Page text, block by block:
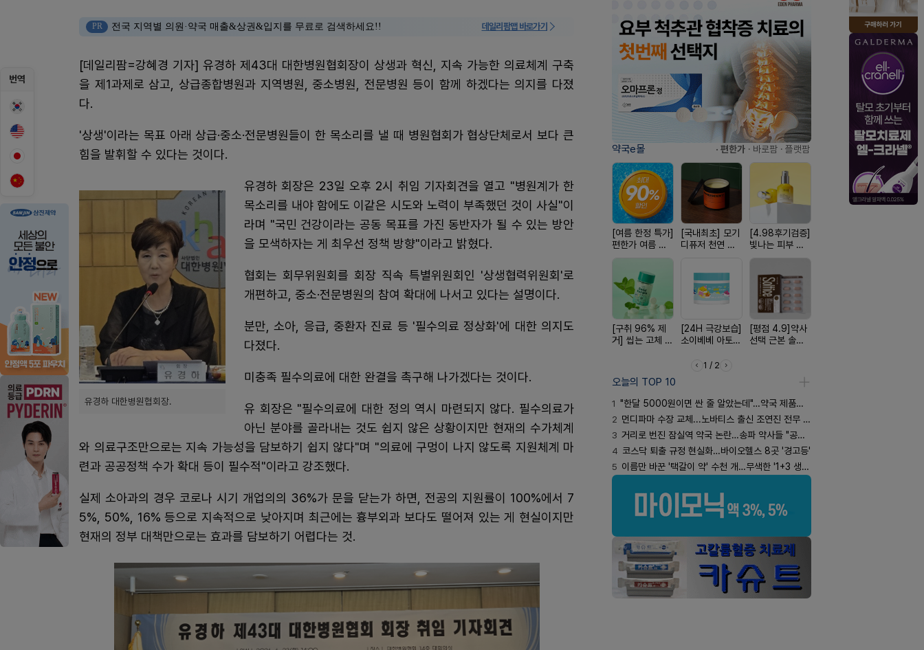
번역
PR 전국 지역별 의원·약국 매출&상권&입지를 무료로 검색하세요!! 데일리팜맵 바로가기
[데일리팜=강혜경 기자] 유경하 제43대 대한병원협회장이 상생과 혁신, 지속 가능한 의료체계 구축
을 제1과제로 삼고, 상급종합병원과 지역병원, 중소병원, 전문병원 등이 함께 하겠다는 의지를 다졌
다.
'상생'이라는 목표 아래 상급·중소·전문병원들이 한 목소리를 낼 때 병원협회가 협상단체로서 보다 큰
힘을 발휘할 수 있다는 것이다.
유경하 대한병원협회장.
유경하 회장은 23일 오후 2시 취임 기자회견을 열고 "병원계가 한
목소리를 내야 함에도 이같은 시도와 노력이 부족했던 것이 사실"이
라며 "국민 건강이라는 공동 목표를 가진 동반자가 될 수 있는 방안
을 모색하자는 게 최우선 정책 방향"이라고 밝혔다.
협회는 회무위원회를 회장 직속 특별위원회인 '상생협력위원회'로
개편하고, 중소·전문병원의 참여 확대에 나서고 있다는 설명이다.
분만, 소아, 응급, 중환자 진료 등 '필수의료 정상화'에 대한 의지도
다졌다.
미충족 필수의료에 대한 완결을 촉구해 나가겠다는 것이다.
유 회장은 "필수의료에 대한 정의 역시 마련되지 않다. 필수의료가
아닌 분야를 골라내는 것도 쉽지 않은 상황이지만 현재의 수가체계
와 의료구조만으로는 지속 가능성을 담보하기 쉽지 않다"며 "의료에 구멍이 나지 않도록 지원체계 마
련과 공공정책 수가 확대 등이 필수적"이라고 강조했다.
실제 소아과의 경우 코로나 시기 개업의의 36%가 문을 닫는가 하면, 전공의 지원률이 100%에서 7
5%, 50%, 16% 등으로 지속적으로 낮아지며 최근에는 흉부외과 보다도 떨어져 있는 게 현실이지만
현재의 정부 대책만으로는 효과를 담보하기 어렵다는 것.
약국e몰 · 편한가 · 바로팜 · 플랫팜
[여름 한정 특가]
편한가 여름 쿨
세일! (여름 필수
[국내최초] 모기
디퓨저 천연 계
[4.98후기검증]
빛나는 피부 오
브링 세럼
[구취 96% 제
거] 씹는 고체 가
[24H 극강보습]
소이베베 아토
[평점 4.9]약사
선택 근본 솔루
1 / 2
오늘의 TOP 10
1 "한달 5000원이면 싼 줄 알았는데"…약국 제품과 비교해보니
2 먼디파마 수장 교체...노바티스 출신 조연진 전무 내정
3 거리로 번진 잠실역 약국 논란…송파 약사들 "공공성 훼손"
4 코스닥 퇴출 규정 현실화…바이오헬스 8곳 '경고등'
5 이름만 바꾼 '택갈이 약' 수천 개…무색한 '1+3 생동'